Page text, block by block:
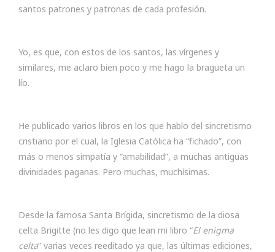
santos patrones y patronas de cada profesión.
Yo, es que, con estos de los santos, las vírgenes y
similares, me aclaro bien poco y me hago la bragueta un
lío.
He publicado varios libros en los que hablo del sincretismo
cristiano por el cual, la Iglesia Católica ha “fichado”, con
más o menos simpatía y “amabilidad”, a muchas antiguas
divinidades paganas. Pero muchas, muchísimas.
Desde la famosa Santa Brígida, sincretismo de la diosa
celta Brigitte (no les digo que lean mi libro “El enigma
celta” varias veces reeditado ya que, las últimas ediciones,